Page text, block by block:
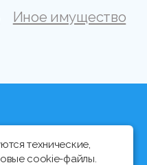
Иное имущество
технические,
cookie-файлы.